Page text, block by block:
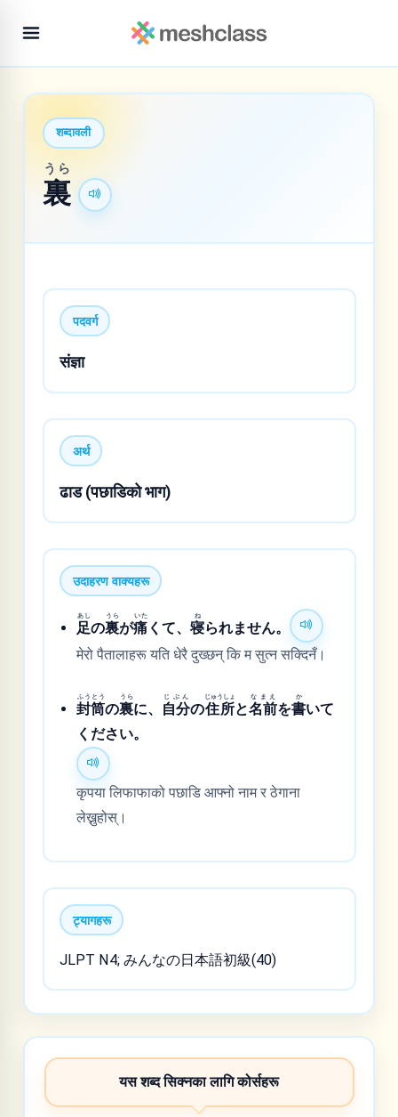
शब्दावली
裏
うら
पदवर्ग
संज्ञा
अर्थ
ढाड (पछाडिको भाग)
उदाहरण वाक्यहरू
足
あし
の裏
うら
が痛
いた
くて、寝
ね
られません。
मेरो पैतालाहरू यति धेरै दुख्छन् कि म सुत्न सक्दिनँ।
封筒
ふうとう
の裏
うら
に、 自分
じぶん
の住所
じゅうしょ
と名前
なまえ
を書
か
いて
ください。
कृपया लिफाफाको पछाडि आफ्नो नाम र ठेगाना
लेख्नुहोस्।
ट्यागहरू
JLPT N4; みんなの日本語初級(40)
यस शब्द सिक्नका लागि कोर्सहरू